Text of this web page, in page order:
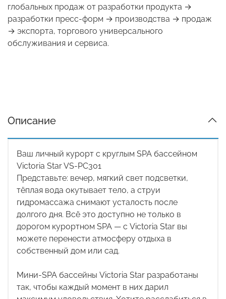
глобальных продаж от разработки продукта →
разработки пресс-форм → производства → продаж
→ экспорта, торгового универсального
обслуживания и сервиса.
Описание
Ваш личный курорт с круглым SPA бассейном
Victoria Star VS-PС301
Представьте: вечер, мягкий свет подсветки,
тёплая вода окутывает тело, а струи
гидромассажа снимают усталость после
долгого дня. Всё это доступно не только в
дорогом курортном SPA — с Victoria Star вы
можете перенести атмосферу отдыха в
собственный дом или сад.
Мини-SPA бассейны Victoria Star разработаны
так, чтобы каждый момент в них дарил